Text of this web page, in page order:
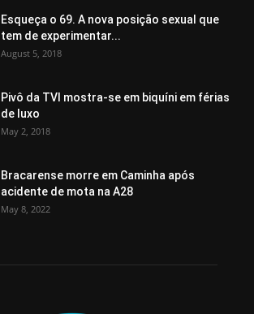
Esqueça o 69. A nova posição sexual que
tem de experimentar...
August 5, 2018
Pivô da TVI mostra-se em biquíni em férias
de luxo
May 2, 2018
Bracarense morre em Caminha após
acidente de mota na A28
May 8, 2022